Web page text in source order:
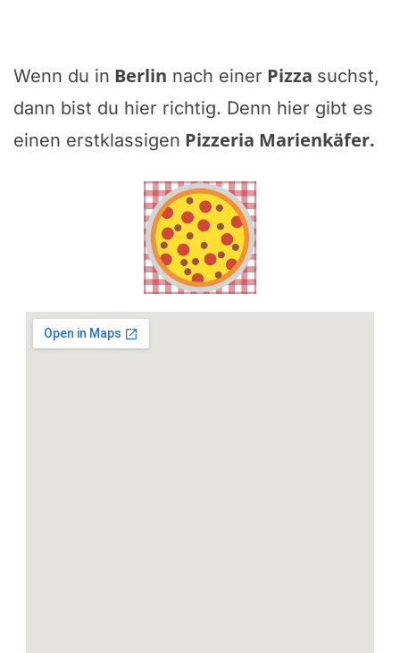
Wenn du in Berlin nach einer Pizza suchst,
dann bist du hier richtig. Denn hier gibt es
einen erstklassigen Pizzeria Marienkäfer.